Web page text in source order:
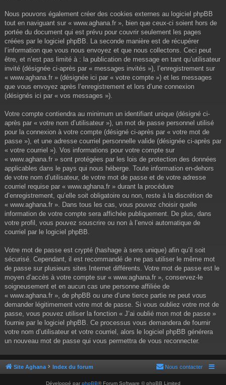
Nous pouvons également créer des cookies externes au logiciel phpBB
tout en naviguant sur « www.aghana.fr », bien que ceux-ci soient hors de
portée du document qui est prévu pour couvrir seulement les pages
créées par le logiciel phpBB. La seconde manière est de récupérer
l’information que vous nous envoyez et que nous collectons. Ceci peut
être, et n’est pas limité à : la publication de message en tant qu’utilisateur
invité (désignée ci-après par « messages invités »), l’enregistrement sur
« www.aghana.fr » (désignée ici par « votre compte ») et les messages
que vous envoyez après l’enregistrement et lors d’une connexion
(désignés ici par « vos messages »).
Votre compte contiendra au minimum un identifiant unique (désigné ci-
après par « votre nom d’utilisateur »), un mot de passe personnel utilisé
pour la connexion à votre compte (désigné ci-après par « votre mot de
passe »), et une adresse courriel personnelle valide (désignée ci-après par
« votre courriel »). Vos informations pour votre compte sur
« www.aghana.fr » sont protégées par les lois de protection des données
applicables dans le pays qui nous héberge. Toute information en-dehors
de votre nom d’utilisateur, de votre mot de passe et de votre adresse
courriel requise par « www.aghana.fr » durant la procédure
d’enregistrement, qu’elle soit obligatoire ou non, reste à la discrétion de
« www.aghana.fr ». Dans tous les cas, vous pouvez choisir quelle
information de votre compte sera affichée publiquement. De plus, dans
votre profil, vous pouvez souscrire ou non à l’envoi automatique de
courriel par le logiciel phpBB.
Votre mot de passe est crypté (hashage à sens unique) afin qu’il soit
sécurisé. Cependant, il est recommandé de ne pas utiliser le même mot
de passe sur plusieurs sites Internet différents. Votre mot de passe est le
moyen d’accès à votre compte sur « www.aghana.fr », conservez-le
soigneusement et en aucun cas une personne affiliée de
« www.aghana.fr », de phpBB ou une d’une tierce partie ne peut vous
demander légitimement votre mot de passe. Si vous oubliez votre mot de
passe, vous pouvez utiliser la fonction « J’ai oublié mon mot de passe »
fournie par le logiciel phpBB. Ce processus vous demandera de fournir
votre nom d’utilisateur et votre courriel, alors le logiciel phpBB générera
un nouveau mot de passe qui vous permettra de vous reconnecter.
Site Aghana Index du forum Nous contacter
Développé par phpBB® Forum Software © phpBB Limited